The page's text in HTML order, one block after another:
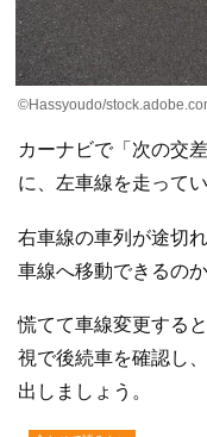
©Hassyoudo/
カーナビで「次の交
に、左車線を走って
右車線の車列が途切
車線へ移動できるの
慌てて車線変更する
視で後続車を確認し
出しましょう。